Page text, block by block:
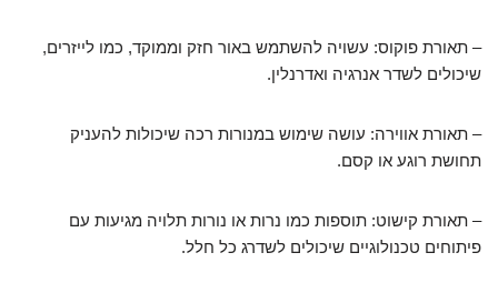
– תאורת פוקוס: עשויה להשתמש באור חזק וממוקד, כמו לייזרים,
שיכולים לשדר אנרגיה ואדרנלין.
– תאורת אווירה: עושה שימוש במנורות רכה שיכולות להעניק
תחושת רוגע או קסם.
– תאורת קישוט: תוספות כמו נרות או נורות תלויה מגיעות עם
פיתוחים טכנולוגיים שיכולים לשדרג כל חלל.